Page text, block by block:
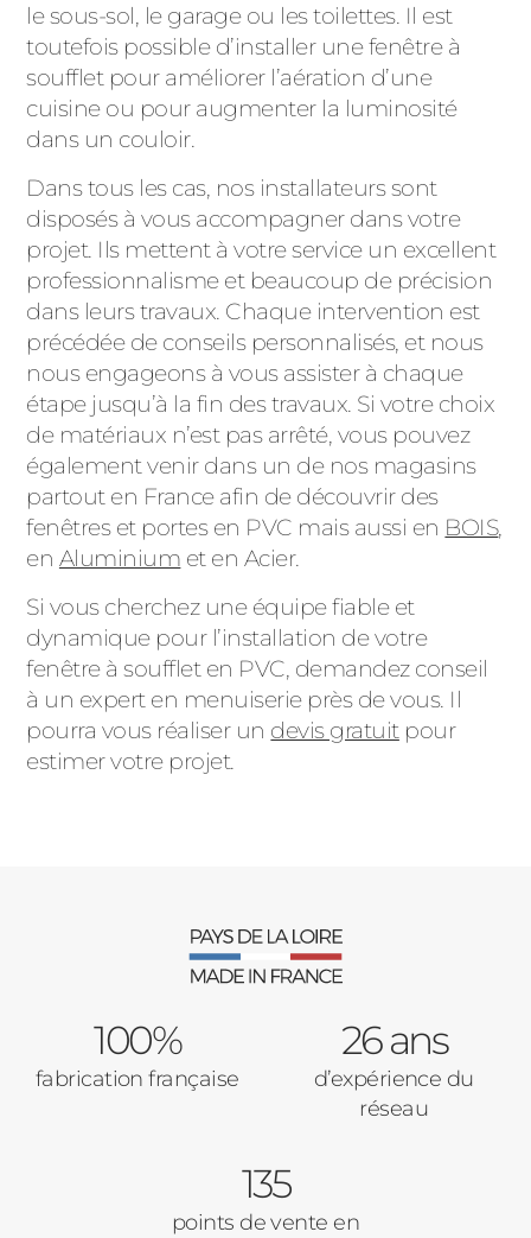
le sous-sol, le garage ou les toilettes. Il est
toutefois possible d’installer une fenêtre à
soufflet pour améliorer l’aération d’une
cuisine ou pour augmenter la luminosité
dans un couloir.
Dans tous les cas, nos installateurs sont
disposés à vous accompagner dans votre
projet. Ils mettent à votre service un excellent
professionnalisme et beaucoup de précision
dans leurs travaux. Chaque intervention est
précédée de conseils personnalisés, et nous
nous engageons à vous assister à chaque
étape jusqu’à la fin des travaux. Si votre choix
de matériaux n’est pas arrêté, vous pouvez
également venir dans un de nos magasins
partout en France afin de découvrir des
fenêtres et portes en PVC mais aussi en BOIS,
en Aluminium et en Acier.
Si vous cherchez une équipe fiable et
dynamique pour l’installation de votre
fenêtre à soufflet en PVC, demandez conseil
à un expert en menuiserie près de vous. Il
pourra vous réaliser un devis gratuitpour
estimer votre projet.
100%
fabrication française
26 ans
d’expérience du
réseau
135
points de vente en